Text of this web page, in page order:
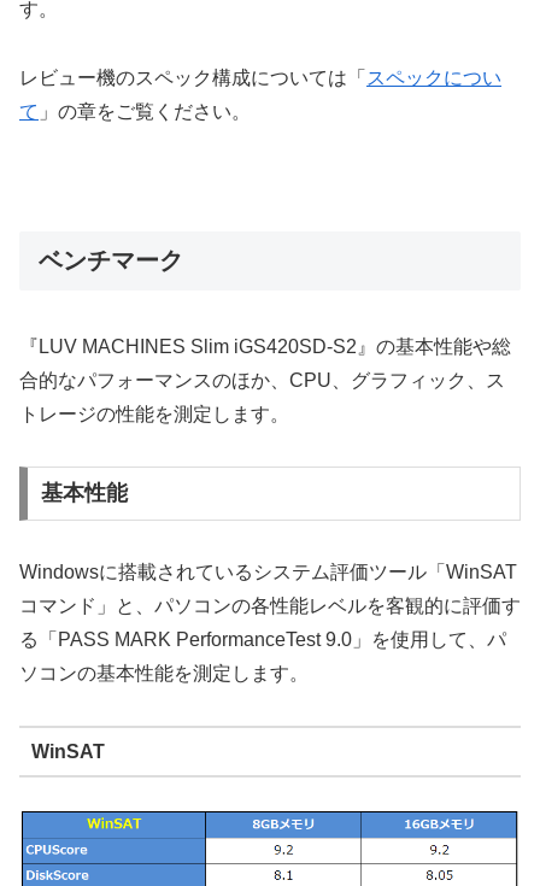
す。
レビュー機のスペック構成については「 スペックについ
て 」の章をご覧ください。
ベンチマーク
『LUV MACHINES Slim iGS420SD-S2』の基本性能や総
合的なパフォーマンスのほか、CPU、グラフィック、ス
トレージの性能を測定します。
基本性能
Windowsに搭載されているシステム評価ツール「WinSAT
コマンド」と、パソコンの各性能レベルを客観的に評価す
る「PASS MARK PerformanceTest 9.0」を使用して、パ
ソコンの基本性能を測定します。
WinSAT